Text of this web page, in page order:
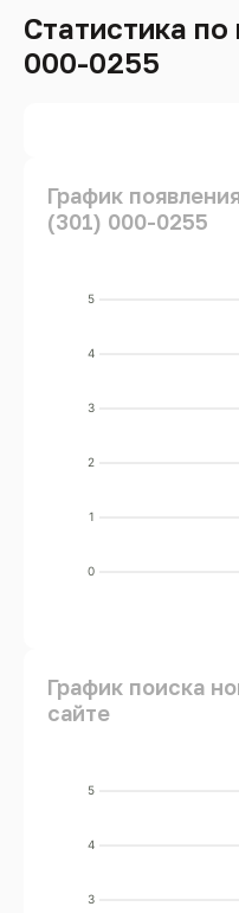
Статистика
000-0255
График
(301) 000-0255
0
1
2
3
4
5
График поиска
сайте
3
4
5